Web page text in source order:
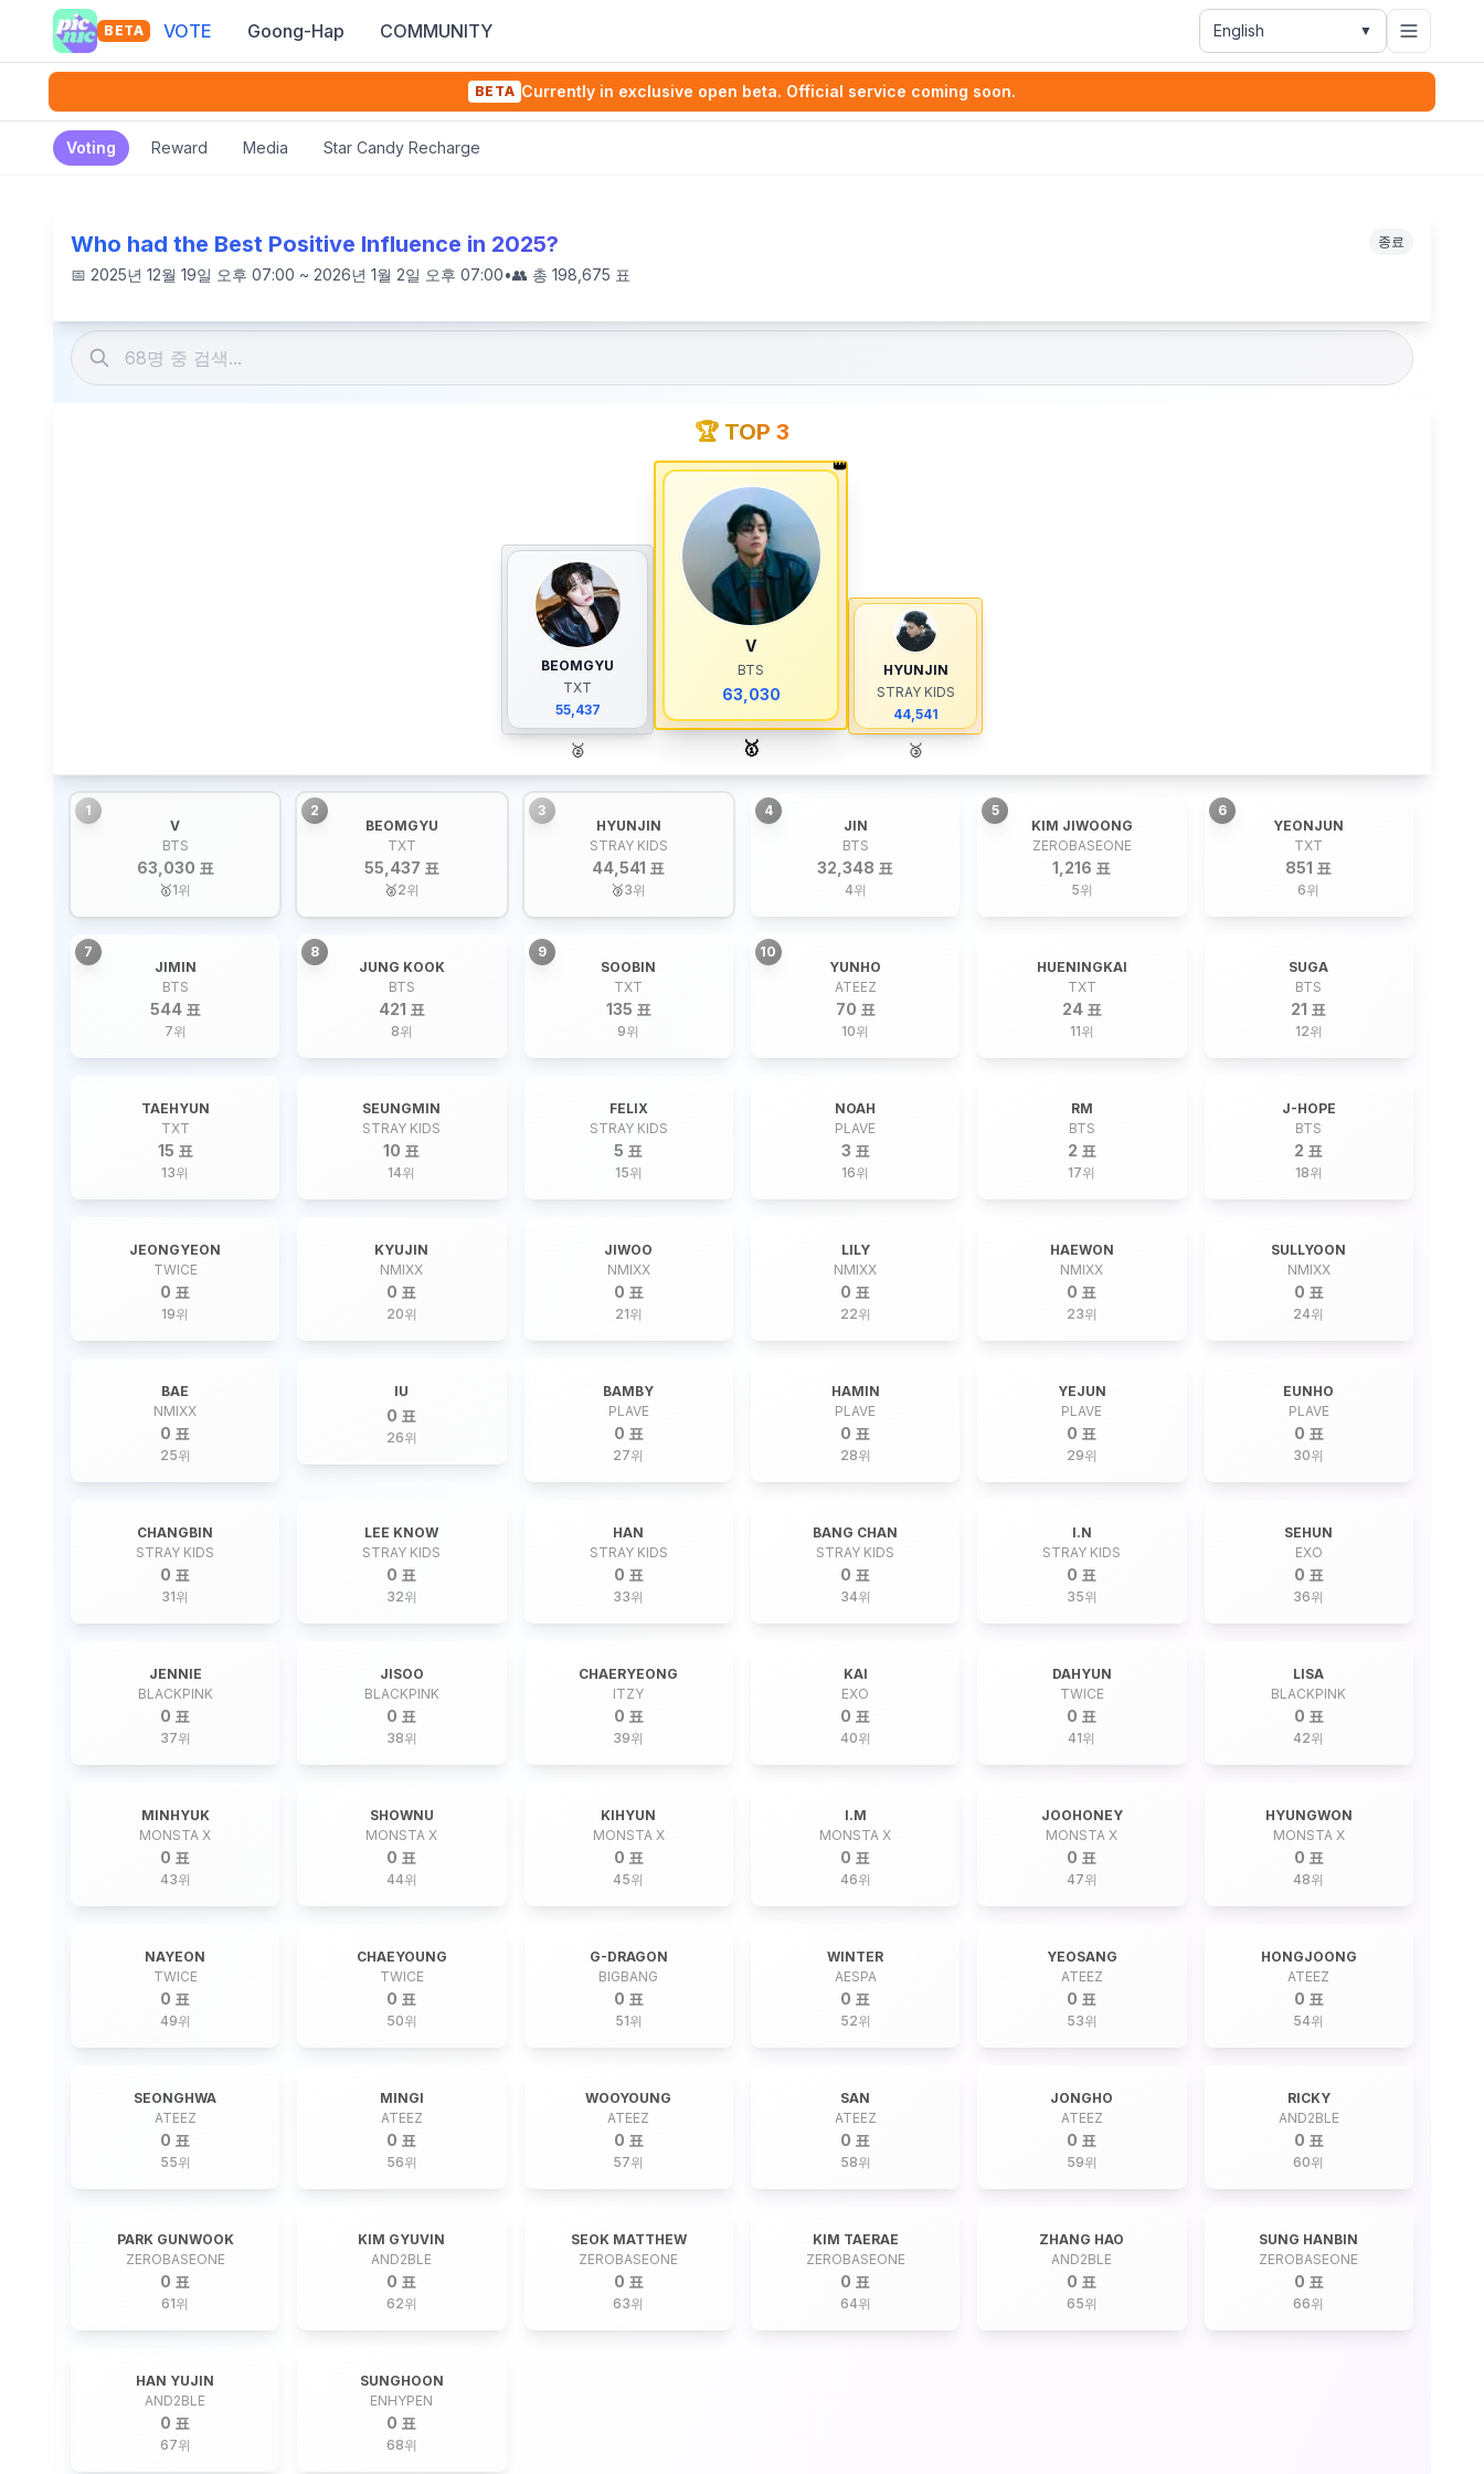
BETA VOTE Goong-Hap COMMUNITY English ▼
BETA Currently in exclusive open beta. Official service coming soon.
Voting Reward Media Star Candy Recharge
Who had the Best Positive Influence in 2025? 종료
📅 2025년 12월 19일 오후 07:00 ~ 2026년 1월 2일 오후 07:00•👥 총 198,675 표
🏆 TOP 3
BEOMGYU
TXT
55,437
🥈
👑
V
BTS
63,030
🥇
HYUNJIN
STRAY KIDS
44,541
🥉
1
V
BTS
63,030 표
🥇1위
2
BEOMGYU
TXT
55,437 표
🥈2위
3
HYUNJIN
STRAY KIDS
44,541 표
🥉3위
4
JIN
BTS
32,348 표
4위
5
KIM JIWOONG
ZEROBASEONE
1,216 표
5위
6
YEONJUN
TXT
851 표
6위
7
JIMIN
BTS
544 표
7위
8
JUNG KOOK
BTS
421 표
8위
9
SOOBIN
TXT
135 표
9위
10
YUNHO
ATEEZ
70 표
10위
HUENINGKAI
TXT
24 표
11위
SUGA
BTS
21 표
12위
TAEHYUN
TXT
15 표
13위
SEUNGMIN
STRAY KIDS
10 표
14위
FELIX
STRAY KIDS
5 표
15위
NOAH
PLAVE
3 표
16위
RM
BTS
2 표
17위
J-HOPE
BTS
2 표
18위
JEONGYEON
TWICE
0 표
19위
KYUJIN
NMIXX
0 표
20위
JIWOO
NMIXX
0 표
21위
LILY
NMIXX
0 표
22위
HAEWON
NMIXX
0 표
23위
SULLYOON
NMIXX
0 표
24위
BAE
NMIXX
0 표
25위
IU
0 표
26위
BAMBY
PLAVE
0 표
27위
HAMIN
PLAVE
0 표
28위
YEJUN
PLAVE
0 표
29위
EUNHO
PLAVE
0 표
30위
CHANGBIN
STRAY KIDS
0 표
31위
LEE KNOW
STRAY KIDS
0 표
32위
HAN
STRAY KIDS
0 표
33위
BANG CHAN
STRAY KIDS
0 표
34위
I.N
STRAY KIDS
0 표
35위
SEHUN
EXO
0 표
36위
JENNIE
BLACKPINK
0 표
37위
JISOO
BLACKPINK
0 표
38위
CHAERYEONG
ITZY
0 표
39위
KAI
EXO
0 표
40위
DAHYUN
TWICE
0 표
41위
LISA
BLACKPINK
0 표
42위
MINHYUK
MONSTA X
0 표
43위
SHOWNU
MONSTA X
0 표
44위
KIHYUN
MONSTA X
0 표
45위
I.M
MONSTA X
0 표
46위
JOOHONEY
MONSTA X
0 표
47위
HYUNGWON
MONSTA X
0 표
48위
NAYEON
TWICE
0 표
49위
CHAEYOUNG
TWICE
0 표
50위
G-DRAGON
BIGBANG
0 표
51위
WINTER
AESPA
0 표
52위
YEOSANG
ATEEZ
0 표
53위
HONGJOONG
ATEEZ
0 표
54위
SEONGHWA
ATEEZ
0 표
55위
MINGI
ATEEZ
0 표
56위
WOOYOUNG
ATEEZ
0 표
57위
SAN
ATEEZ
0 표
58위
JONGHO
ATEEZ
0 표
59위
RICKY
AND2BLE
0 표
60위
PARK GUNWOOK
ZEROBASEONE
0 표
61위
KIM GYUVIN
AND2BLE
0 표
62위
SEOK MATTHEW
ZEROBASEONE
0 표
63위
KIM TAERAE
ZEROBASEONE
0 표
64위
ZHANG HAO
AND2BLE
0 표
65위
SUNG HANBIN
ZEROBASEONE
0 표
66위
HAN YUJIN
AND2BLE
0 표
67위
SUNGHOON
ENHYPEN
0 표
68위